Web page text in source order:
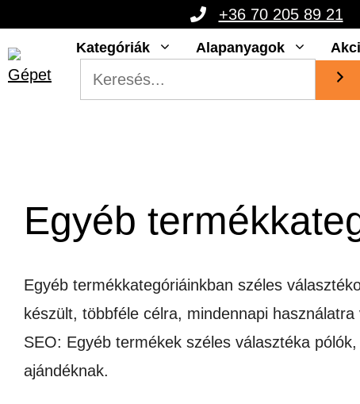
tartalomba
+36 70 205 89 21
Kategóriák Alapanyagok
Egyéb
Egyéb termékkategóriáinkban széles
készült, többféle célra, mindennapi használatra
SEO: Egyéb termékek széles választéka
ajándéknak.